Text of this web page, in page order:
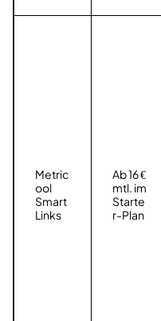
Metric
ool
Smart
Links
Ab 16 €
mtl. im
Starte
r-Plan